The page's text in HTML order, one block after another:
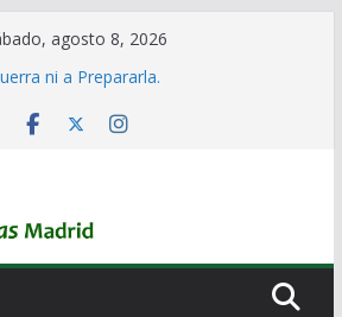
agosto 8, 2026
ni a Prepararla.
para el Rearme. Ni un Voto para la